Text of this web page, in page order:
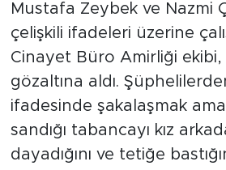
Mustafa Zeybek ve Nazmi
çelişkili ifadeleri üzerine
Cinayet Büro Amirliği
gözaltına aldı.
ifadesinde şakalaşmak
sandığı tabancayı kız
dayadığını ve tetiğe